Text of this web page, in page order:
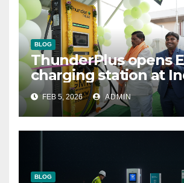
BLOG
ThunderPlus opens
charging station at
outlet
FEB 5, 2026 ADMIN
BLOG